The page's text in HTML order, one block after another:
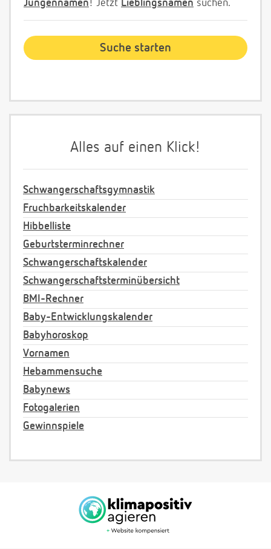
Jungennamen! Jetzt Lieblingsnamen suchen.
Alles auf einen Klick!
Schwangerschaftsgymnastik
Fruchbarkeitskalender
Hibbelliste
Geburtsterminrechner
Schwangerschaftskalender
Schwangerschaftsterminübersicht
BMI-Rechner
Baby-Entwicklungskalender
Babyhoroskop
Vornamen
Hebammensuche
Babynews
Fotogalerien
Gewinnspiele